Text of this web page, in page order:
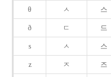
θ ㅅ 스
ð ㄷ 드
s ㅅ 스
z ㅈ 즈